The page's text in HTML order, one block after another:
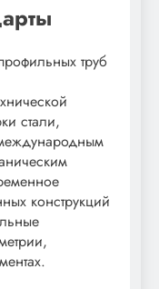
труб
стали,
конструкций